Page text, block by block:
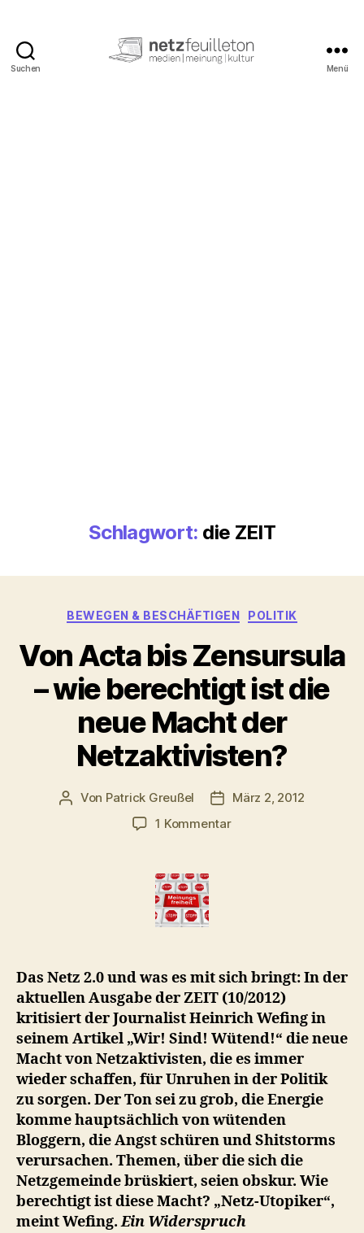
Suchen Menü
Schlagwort: die ZEIT
Kategorien
BEWEGEN & BESCHÄFTIGEN POLITIK
Von Acta bis Zensursula
– wie berechtigt ist die
neue Macht der
Netzaktivisten?
Beitragsautor
Von Patrick Greußel Veröffentlichungsdatum
März 2, 2012
1 Kommentarzu
die
neue
Macht
der
Netzaktivisten?
Das Netz 2.0 und was es mit sich bringt: In der
aktuellen Ausgabe der ZEIT (10/2012)
kritisiert der Journalist Heinrich Wefing in
seinem Artikel „Wir! Sind! Wütend!“ die neue
Macht von Netzaktivisten, die es immer
wieder schaffen, für Unruhen in der Politik
zu sorgen. Der Ton sei zu grob, die Energie
komme hauptsächlich von wütenden
Bloggern, die Angst schüren und Shitstorms
verursachen. Themen, über die sich die
Netzgemeinde brüskiert, seien obskur. Wie
berechtigt ist diese Macht? „Netz-Utopiker“,
meint Wefing.Ein Widerspruch